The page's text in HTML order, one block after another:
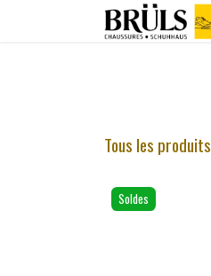
Se rendre au contenu
Tous les produits
Soldes